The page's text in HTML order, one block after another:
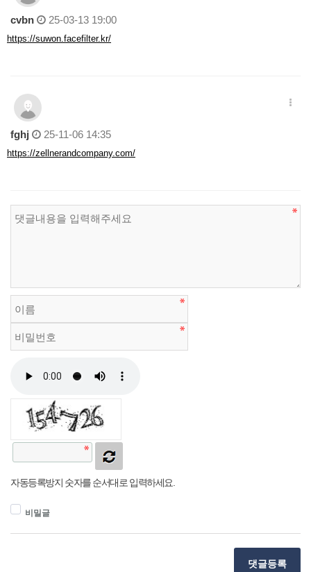
cvbn 25-03-13 19:00
https://suwon.facefilter.kr/
fghj 25-11-06 14:35
https://zellnerandcompany.com/
자동등록방지 숫자를 순서대로 입력하세요.
비밀글
댓글등록